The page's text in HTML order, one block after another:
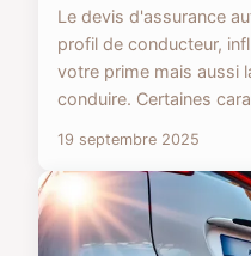
Le devis d'assurance
profil de conducteur,
votre prime mais aussi
conduire. Certaines
19 septembre 2025